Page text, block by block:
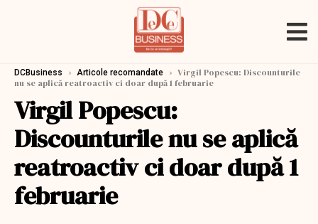
DCBusiness › Articole recomandate › Virgil Popescu: Discounturile
nu se aplică reatroactiv ci doar după 1 februarie
Virgil Popescu:
Discounturile nu se aplică
reatroactiv ci doar după 1
februarie